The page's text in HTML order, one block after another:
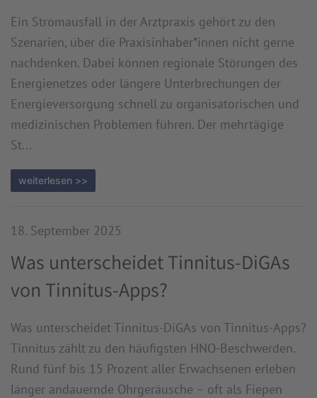
Ein Stromausfall in der Arztpraxis gehört zu den
Szenarien, über die Praxisinhaber*innen nicht gerne
nachdenken. Dabei können regionale Störungen des
Energienetzes oder längere Unterbrechungen der
Energieversorgung schnell zu organisatorischen und
medizinischen Problemen führen. Der mehrtägige
St...
weiterlesen >>
18. September 2025
Was unterscheidet Tinnitus-DiGAs
von Tinnitus-Apps?
Was unterscheidet Tinnitus-DiGAs von Tinnitus-Apps?
Tinnitus zählt zu den häufigsten HNO-Beschwerden.
Rund fünf bis 15 Prozent aller Erwachsenen erleben
länger andauernde Ohrgeräusche – oft als Fiepen